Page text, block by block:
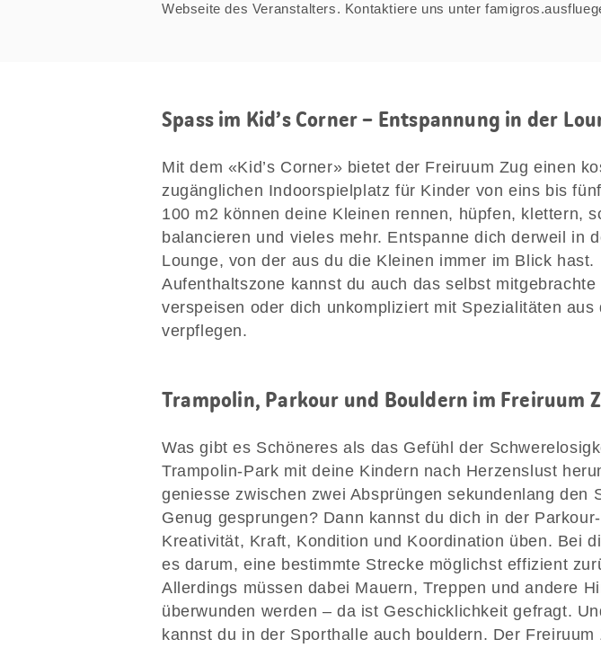
Webseite des Veranstalters. Kontaktiere uns unter
Spass im Kid’s Corner – Entspannung in der
Mit dem «Kid’s Corner» bietet der Freiruum Zug einen
zugänglichen Indoorspielplatz für Kinder von eins bis
100 m2 können deine Kleinen rennen, hüpfen, klettern,
balancieren und vieles mehr. Entspanne dich derweil in
Lounge, von der aus du die Kleinen immer im Blick hast.
Aufenthaltszone kannst du auch das selbst mitgebrachte
verspeisen oder dich unkompliziert mit Spezialitäten aus
verpflegen.
Trampolin, Parkour und Bouldern im Freiruum
Was gibt es Schöneres als das Gefühl der
Trampolin-Park mit deine Kindern nach Herzenslust
geniesse zwischen zwei Absprüngen sekundenlang den
Genug gesprungen? Dann kannst du dich in der
Kreativität, Kraft, Kondition und Koordination üben. Bei
es darum, eine bestimmte Strecke möglichst effizient
Allerdings müssen dabei Mauern, Treppen und andere
überwunden werden – da ist Geschicklichkeit gefragt.
kannst du in der Sporthalle auch bouldern. Der Freiruum